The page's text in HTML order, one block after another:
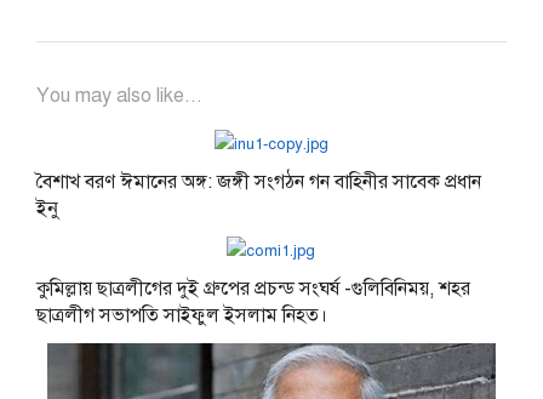
You may also like...
বৈশাখ বরণ ঈমানের অঙ্গ: জঙ্গী সংগঠন গন বাহিনীর সাবেক প্রধান
ইনু
কুমিল্লায় ছাত্রলীগের দুই গ্রুপের প্রচন্ড সংঘর্ষ -গুলিবিনিময়, শহর
ছাত্রলীগ সভাপতি সাইফুল ইসলাম নিহত।